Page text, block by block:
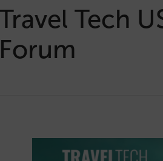
Tech
Forum